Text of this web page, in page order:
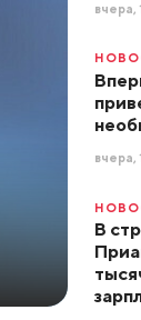
вчера,
вчера,
В